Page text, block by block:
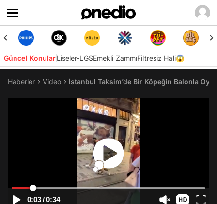
Güncel KonularLiseler-LGSEmekli ZammıFiltresiz Hali😱
Haberler Video İstanbul Taksim’de Bir Köpeğin Balonla
0:03/0:34